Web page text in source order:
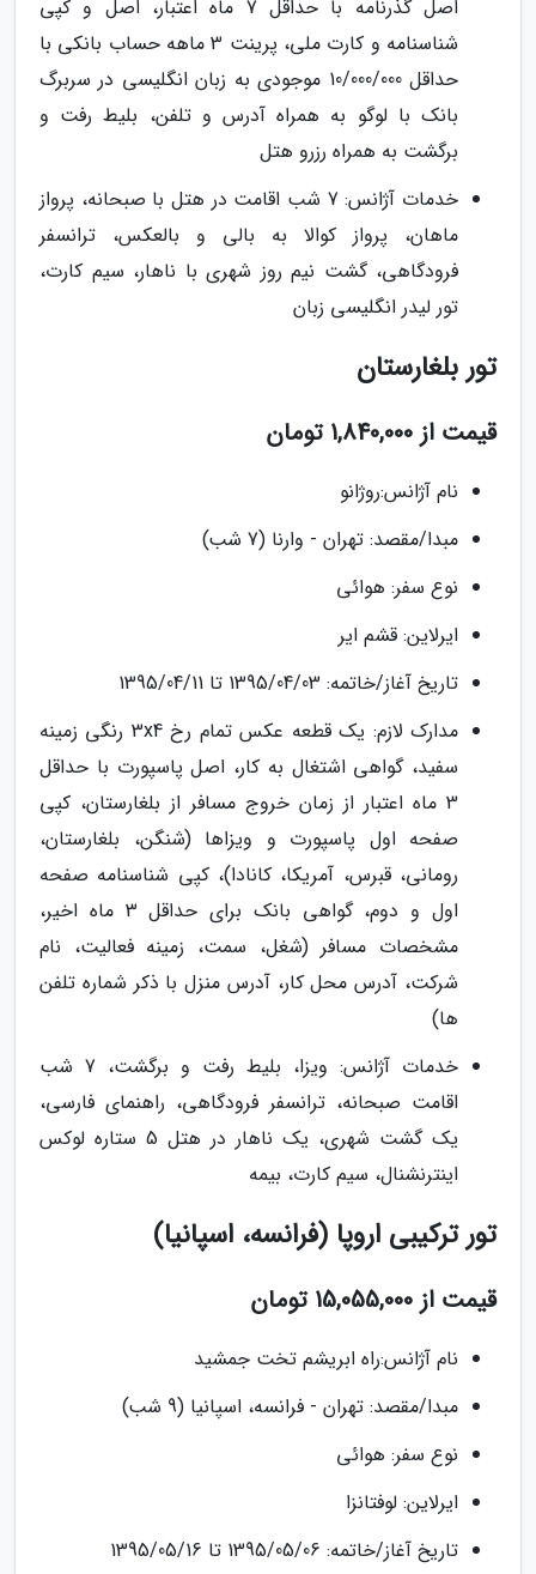
اصل گذرنامه با حداقل 7 ماه اعتبار، اصل و کپی
شناسنامه و کارت ملی، پرینت 3 ماهه حساب بانکی با
حداقل 10/000/000 موجودی به زبان انگلیسی در سربرگ
بانک با لوگو به همراه آدرس و تلفن، بلیط رفت و
برگشت به همراه رزرو هتل
خدمات آژانس: 7 شب اقامت در هتل با صبحانه، پرواز
ماهان، پرواز کوالا به بالی و بالعکس، ترانسفر
فرودگاهی، گشت نیم روز شهری با ناهار، سیم کارت،
تور لیدر انگلیسی زبان
تور بلغارستان
قیمت از 1,840,000 تومان
نام آژانس:روژانو
مبدا/مقصد: تهران - وارنا (7 شب)
نوع سفر: هوائی
ایرلاین: قشم ایر
تاریخ آغاز/خاتمه: 1395/04/03 تا 1395/04/11
مدارک لازم: یک قطعه عکس تمام رخ 3x4 رنگی زمینه
سفید، گواهی اشتغال به کار، اصل پاسپورت با حداقل
3 ماه اعتبار از زمان خروج مسافر از بلغارستان، کپی
صفحه اول پاسپورت و ویزاها (شنگن، بلغارستان،
رومانی، قبرس، آمریکا، کانادا)، کپی شناسنامه صفحه
اول و دوم، گواهی بانک برای حداقل 3 ماه اخیر،
مشخصات مسافر (شغل، سمت، زمینه فعالیت، نام
شرکت، آدرس محل کار، آدرس منزل با ذکر شماره تلفن
ها)
خدمات آژانس: ویزا، بلیط رفت و برگشت، 7 شب
اقامت صبحانه، ترانسفر فرودگاهی، راهنمای فارسی،
یک گشت شهری، یک ناهار در هتل 5 ستاره لوکس
اینترنشنال، سیم کارت، بیمه
تور ترکیبی اروپا (فرانسه، اسپانیا)
قیمت از 15,055,000 تومان
نام آژانس:راه ابریشم تخت جمشید
مبدا/مقصد: تهران - فرانسه، اسپانیا (9 شب)
نوع سفر: هوائی
ایرلاین: لوفتانزا
تاریخ آغاز/خاتمه: 1395/05/06 تا 1395/05/16